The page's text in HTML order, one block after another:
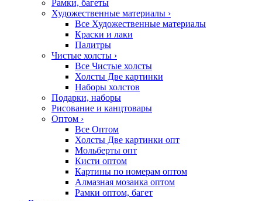
Рамки, багеты
Художественные материалы ›
Все Художественные материалы
Краски и лаки
Палитры
Чистые холсты ›
Все Чистые холсты
Холсты Две картинки
Наборы холстов
Подарки, наборы
Рисование и канцтовары
Оптом ›
Все Оптом
Холсты Две картинки опт
Мольберты опт
Кисти оптом
Картины по номерам оптом
Алмазная мозаика оптом
Рамки оптом, багет